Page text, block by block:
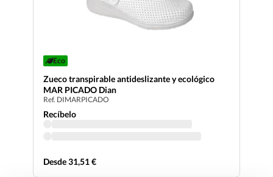
Eco
Zueco transpirable antideslizante y ecológico
MAR PICADO Dian
Ref. DIMARPICADO
Recíbelo
Desde 31,51 €